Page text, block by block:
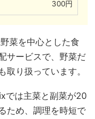
300円
菜を中心とした食
サービスで、野菜だ
取り扱っています。
では主菜と副菜が20
ため、調理を時短で